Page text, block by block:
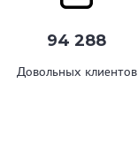
94 288
Довольных клиентов